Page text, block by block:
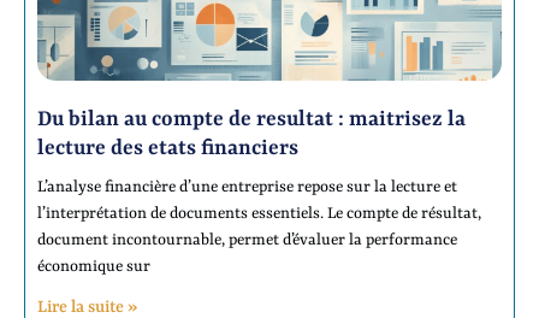
Du bilan au compte de resultat : maitrisez la
lecture des etats financiers
L’analyse financière d’une entreprise repose sur la lecture et
l’interprétation de documents essentiels. Le compte de résultat,
document incontournable, permet d’évaluer la performance
économique sur
Lire la suite »